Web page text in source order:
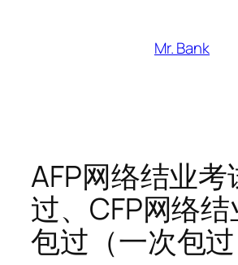
Mr. Bank
AFP网络结业考
过、CFP网络
包过（一次包过